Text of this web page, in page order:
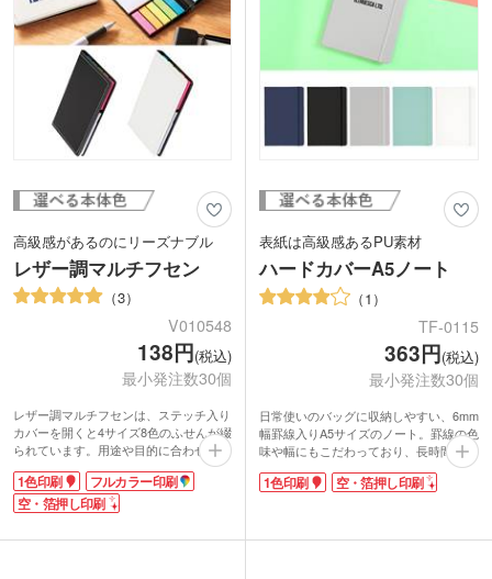
高級感があるのにリーズナブル
レザー調マルチフセン
3
V010548
138円(税込)
最小発注数30個
レザー調マルチフセンは、ステッチ入り
カバーを開くと4サイズ8色のふせんが綴
られています。用途や目的に合わせて使
い分けられる便利なセットです。配布も
受け取りもしやすいスマホ程のサイズ
感。持ち歩くもデスク周りに置くもよ
のも嬉しいポイントです。ばらまきノベ
1色印刷
フルカラー印刷
空・箔押し印刷
表紙は高級感あるPU素材
ハードカバーA5ノート
1
TF-0115
363円(税込)
最小発注数30個
日常使いのバッグに収納しやすい、6mm
幅罫線入りA5サイズのノート。罫線の色
味や幅にもこだわっており、長時間使用
表面の印刷範囲が広いので名入れが目立
プレゼントやキャンペーン、販促品に人
1色印刷 空・箔押し印刷